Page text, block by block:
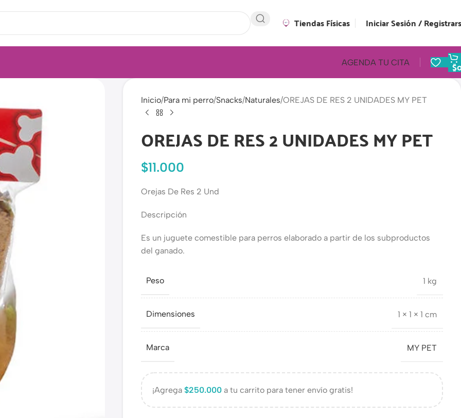
Tiendas Físicas Iniciar Sesión /
AGENDA TU CITA $
Inicio Para mi perro Snacks Naturales OREJAS DE RES 2 UNIDADES MY PET
OREJAS DE RES 2 UNIDADES MY PET
$11.000
Orejas De Res 2 Und
Descripción
Es un juguete comestible para perros elaborado a partir de los subproductos
del ganado.
Peso 1 kg
Dimensiones 1 × 1 × 1 cm
Marca MY PET
¡Agrega $250.000 a tu carrito para tener envío gratis!